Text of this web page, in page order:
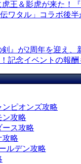
王＆影虎が来た！『
ワタル」コラボ後半
剣』が2周年を迎え、
記念イベントの報酬
ンピオンズ攻略
ン攻略
ース攻略
攻略
ルデン攻略